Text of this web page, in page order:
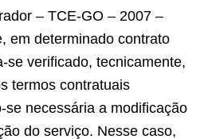
– TCE-GO – 2007 –
em determinado contrato
se verificado, tecnicamente,
termos contratuais
se necessária a modificação
do serviço. Nesse caso,